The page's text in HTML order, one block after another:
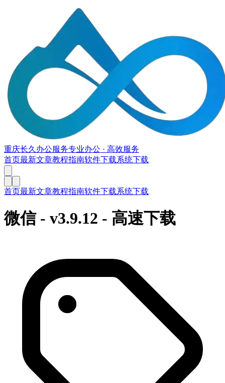
重庆长久办公服务专业办公 · 高效服务
首页最新文章教程指南软件下载系统下载
首页最新文章教程指南软件下载系统下载
微信- v3.9.12 - 高速下载